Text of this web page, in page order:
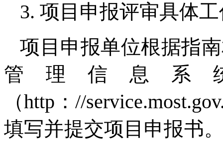
3. 项目申报评审具体
项目申报单位根据指
管理信息系
（http：//
填写并提交项目申报书